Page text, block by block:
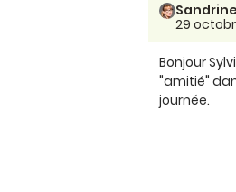
29
Bonjour
"amitié"
journée.